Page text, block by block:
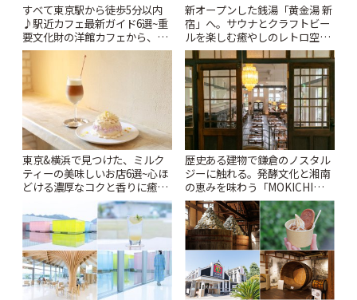
すべて東京駅から徒歩5分以内
♪駅近カフェ最新ガイド6選~重
要文化財の洋館カフェから、改
札すぐのレトロ喫茶まで~ | こと
りっぷ
新オープンした銭湯「黄金湯 新
宿」へ。サウナとクラフトビー
ルを楽しむ癒やしのレトロ空間
| ことりっぷ
東京&横浜で見つけた、ミルク
ティーの美味しいお店6選~心ほ
どける濃厚なコクと香りに癒や
されるティータイム~ | ことりっ
ぷ
歴史ある建物で鎌倉のノスタル
ジーに触れる。発酵文化と湘南
の恵みを味わう「MOKICHI
KAMAKURA」 | ことりっぷ